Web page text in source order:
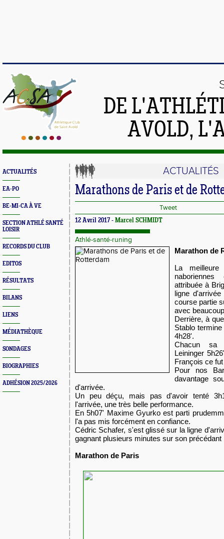
DE
AVOLD,
ACTUALITÉS
EA-PO
BE-MI-CA À VE
SECTION ATHLÉ SANTÉ
LOISIR
RECORDS DU CLUB
EDITOS
RÉSULTATS
BILANS
LIENS
MÉDIATHÈQUE
SONDAGES
BIOGRAPHIES
ADHÉSION 2025/2026
ACTUALITÉS
Marathons de Paris et de
Tweet
12 Avril 2017 - Marcel SCHMIDT
Athlé-santé-runing
Marathon de
La
attribuée à
ligne
course partie
avec
Derrière, à
Stablo
4h28'.
​Chacun sa
Leininger
François ce
​Pour nos
davantage
d'arrivée.
​Un peu déçu, mais pas d'avoir tenté
l'arrivée, une très belle performance.
​En 5h07' Maxime Gyurko est parti
l'a pas mis forcément en confiance.
​Cédric Schafer, s'est glissé sur la ligne
gagnant plusieurs minutes sur son
Marathon de Paris